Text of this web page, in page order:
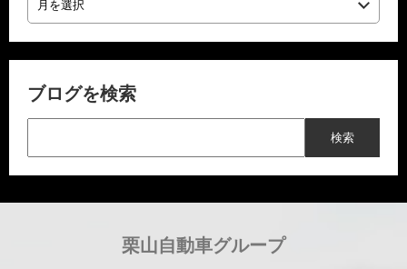
ブログを検索
栗山自動車グループ